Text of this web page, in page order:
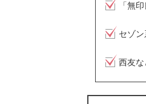
「無
セゾ
西友